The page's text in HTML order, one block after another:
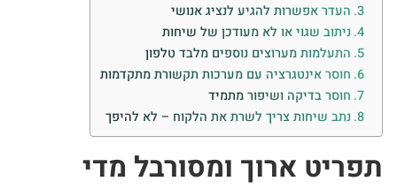
העדר אפשרות להגיע לנציג אנושי
ניתוב שגוי או לא מעודכן של שיחות
התעלמות מערוצים נוספים מלבד טלפון
חוסר אינטגרציה עם מערכות תקשורת מתקדמות
חוסר בדיקה ושיפור מתמיד
נתב שיחות צריך לשרת את הלקוח – לא להיפך
תפריט ארוך ומסורבל מדי